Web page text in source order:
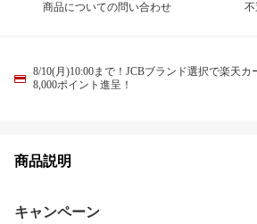
商品についての問い合わせ
8/10(月)10:00まで！JCBブランド選択で楽天
8,000ポイント進呈！
商品説明
キャンペーン